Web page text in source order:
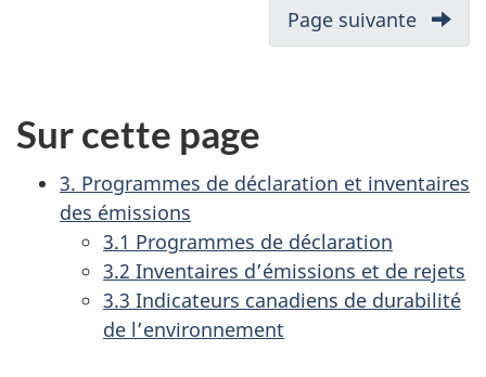
a
t
2019
sur
la
canadienne
sur
la
protection
de
la
sur
la
Page suivante
2019
Loi
Sur cette page
3. Programmes de déclaration et inventaires
des émissions
3.1 Programmes de déclaration
3.2 Inventaires d’émissions et de rejets
3.3 Indicateurs canadiens de durabilité
de l’environnement